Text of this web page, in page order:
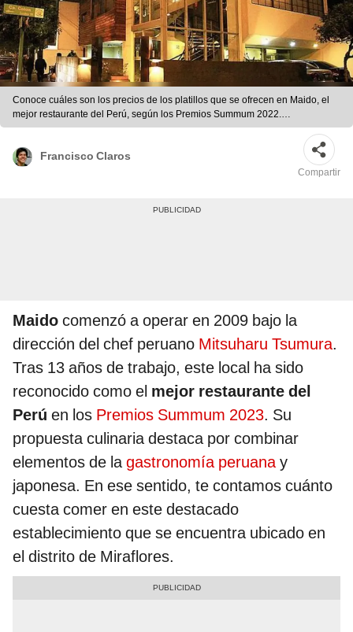
Conoce cuáles son los precios de los platillos que se ofrecen en Maido, el
mejor restaurante del Perú, según los Premios Summum 2022.
Foto:Tripadvisor
Francisco Claros
Compartir
Maido comenzó a operar en 2009 bajo la
dirección del chef peruano Mitsuharu Tsumura.
Tras 13 años de trabajo, este local ha sido
reconocido como el mejor restaurante del
Perú en los Premios Summum 2023. Su
propuesta culinaria destaca por combinar
elementos de lagastronomía peruanay
japonesa. En ese sentido, te contamos cuánto
cuesta comer en este destacado
establecimiento que se encuentra ubicado en
el distrito de Miraflores.